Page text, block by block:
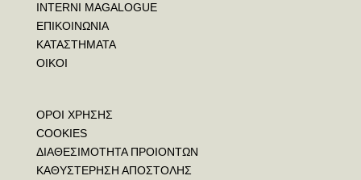
INTERNI MAGALOGUE
ΕΠΙΚΟΙΝΩΝΙΑ
ΚΑΤΑΣΤΗΜΑΤΑ
ΟΙΚΟΙ
ΟΡΟΙ ΧΡΗΣΗΣ
COOKIES
ΔΙΑΘΕΣΙΜΟΤΗΤΑ ΠΡΟΙΟΝΤΩΝ
ΚΑΘΥΣΤΕΡΗΣΗ ΑΠΟΣΤΟΛΗΣ